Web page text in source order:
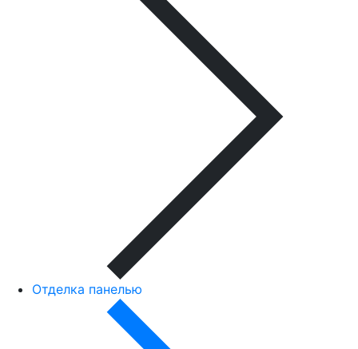
Отделка панелью